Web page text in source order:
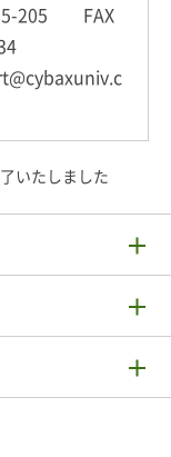
205 FAX
いたしました